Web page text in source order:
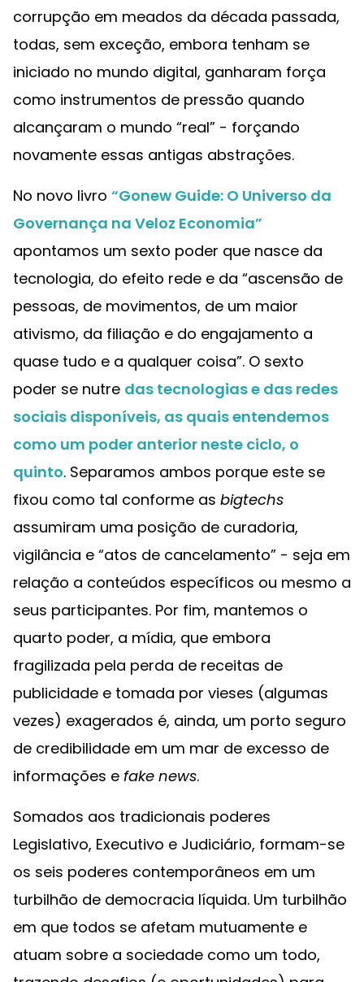
corrupção em meados da década passada,
todas, sem exceção, embora tenham se
iniciado no mundo digital, ganharam força
como instrumentos de pressão quando
alcançaram o mundo “real” - forçando
novamente essas antigas abstrações.
No novo livro “Gonew Guide: O Universo da
Governança na Veloz Economia”
apontamos um sexto poder que nasce da
tecnologia, do efeito rede e da “ascensão de
pessoas, de movimentos, de um maior
ativismo, da filiação e do engajamento a
quase tudo e a qualquer coisa”. O sexto
poder se nutre das tecnologias e das redes
sociais disponíveis, as quais entendemos
como um poder anterior neste ciclo, o
quinto. Separamos ambos porque este se
fixou como tal conforme as bigtechs
assumiram uma posição de curadoria,
vigilância e “atos de cancelamento” - seja em
relação a conteúdos específicos ou mesmo a
seus participantes. Por fim, mantemos o
quarto poder, a mídia, que embora
fragilizada pela perda de receitas de
publicidade e tomada por vieses (algumas
vezes) exagerados é, ainda, um porto seguro
de credibilidade em um mar de excesso de
informações e fake news.
Somados aos tradicionais poderes
Legislativo, Executivo e Judiciário, formam-se
os seis poderes contemporâneos em um
turbilhão de democracia líquida. Um turbilhão
em que todos se afetam mutuamente e
atuam sobre a sociedade como um todo,